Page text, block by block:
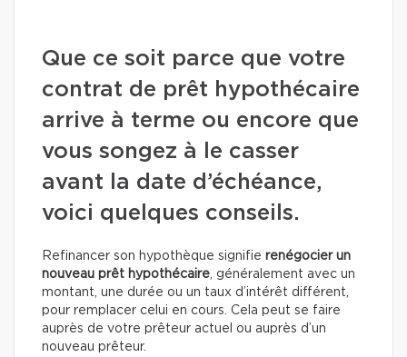
Que ce soit parce que votre
contrat de prêt hypothécaire
arrive à terme ou encore que
vous songez à le casser
avant la date d’échéance,
voici quelques conseils.
Refinancer son hypothèque signifie renégocier un
nouveau prêt hypothécaire, généralement avec un
montant, une durée ou un taux d’intérêt différent,
pour remplacer celui en cours. Cela peut se faire
auprès de votre prêteur actuel ou auprès d’un
nouveau prêteur.